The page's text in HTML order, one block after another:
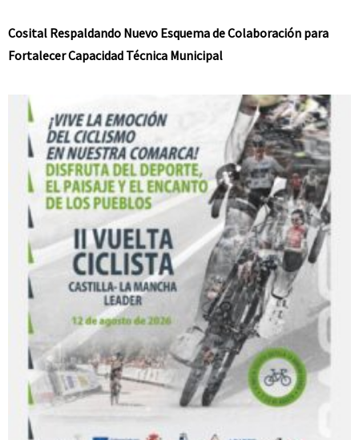
Cosital Respaldando Nuevo Esquema de Colaboración para
Fortalecer Capacidad Técnica Municipal